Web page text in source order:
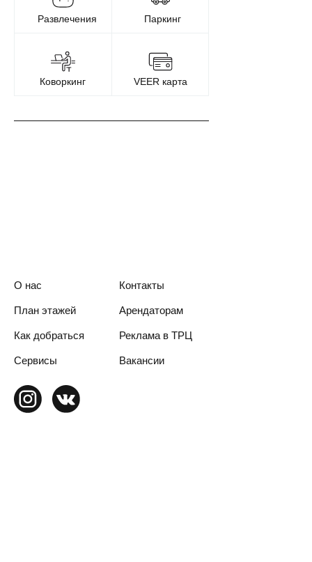
Паркинг
Развлечения
О нас
План этажей
Как добраться
Арендаторам
Контакты
Реклама в ТРЦ
VEER карта
Коворкинг
Сервисы Вакансии